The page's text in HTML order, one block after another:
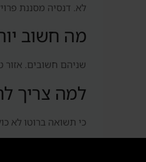
לא. דנסיה מסננת
מה חשוב
שניהם חשובים. אזור
למה צריך
כי תשואה ברוטו לא